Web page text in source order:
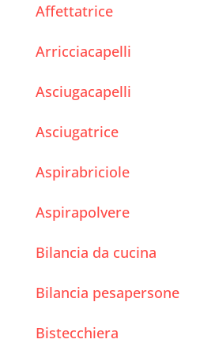
Affettatrice
Arricciacapelli
Asciugacapelli
Asciugatrice
Aspirabriciole
Aspirapolvere
Bilancia da cucina
Bilancia pesapersone
Bistecchiera